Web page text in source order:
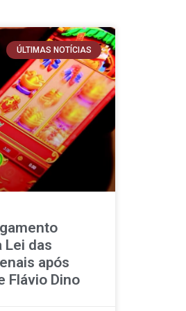
ÚLTIMAS NOTÍCIAS
Lei das
após
Flávio Dino